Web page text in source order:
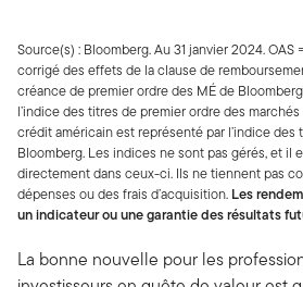
Source(s) : Bloomberg. Au 31 janvier 2024.
corrigé des effets de la clause de
créance de premier ordre des MÉ de
l’indice des titres de premier ordre des
crédit américain est représenté par l’indice
Bloomberg. Les indices ne sont pas gérés, et il
directement dans ceux-ci. Ils ne tiennent pas
dépenses ou des frais d’acquisition. Les
un indicateur ou une garantie des résultats
La bonne nouvelle pour les